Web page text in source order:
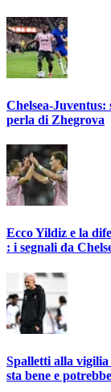
Chelsea-Juventus:
perla di Zhegrova
Ecco Yildiz e la
: i segnali da
Spalletti alla
sta bene e